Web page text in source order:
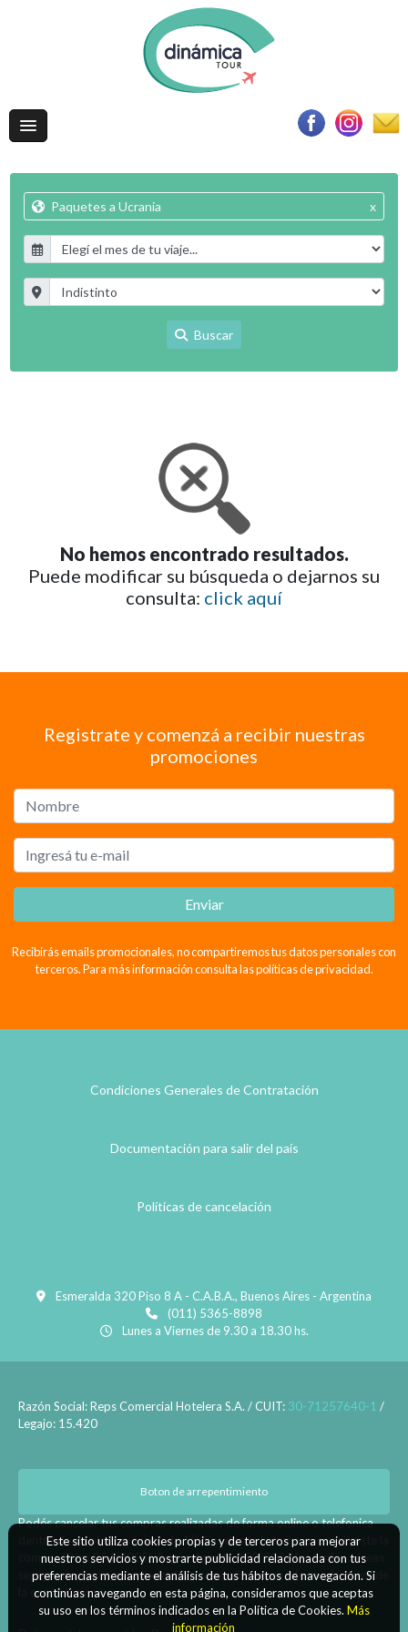
Paquetes a Ucrania x
Buscar
No hemos encontrado resultados.
Puede modificar su búsqueda o dejarnos su
consulta: click aquí
Registrate y comenzá a recibir nuestras
promociones
Enviar
Recibirás emails promocionales, no compartiremos tus datos personales con
terceros. Para más información consulta las políticas de privacidad.
Condiciones Generales de Contratación
Documentación para salir del país
Políticas de cancelación
Esmeralda 320 Piso 8 A - C.A.B.A., Buenos Aires - Argentina
(011) 5365-8898
Lunes a Viernes de 9.30 a 18.30 hs.
Razón Social: Reps Comercial Hotelera S.A. / CUIT: 30-71257640-1 /
Legajo: 15.420
Boton de arrepentimiento
Podés cancelar tus compras realizadas de forma online o telefonica
dentro de un plazo máximo de 10 días desde la fecha que realizaste la
compra (Disp.954/2025). Según decreto 809/2024 las tarifas aéreas
se rigen por política tarifaria de la compañía aérea informada antes de
la contratación.
Este sitio utiliza cookies propias y de terceros para mejorar
nuestros servicios y mostrarte publicidad relacionada con tus
preferencias mediante el análisis de tus hábitos de navegación. Si
continúas navegando en esta página, consideramos que aceptas
su uso en los términos indicados en la Política de Cookies. Más
información